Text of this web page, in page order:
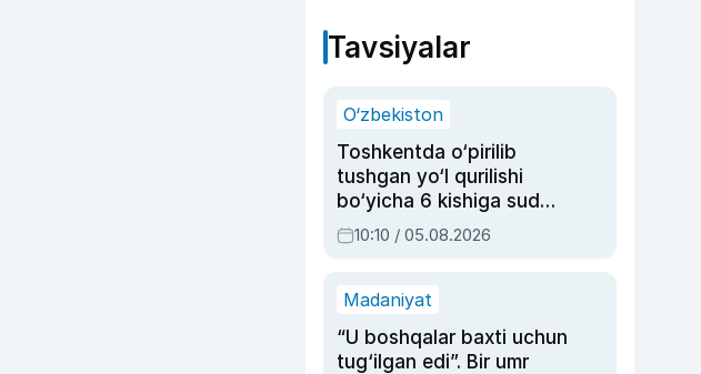
Tavsiyalar
O‘zbekiston
Toshkentda o‘pirilib
tushgan yo‘l qurilishi
bo‘yicha 6 kishiga sud
hukmi o‘qildi
10:10 / 05.08.2026
Madaniyat
“U boshqalar baxti uchun
tug‘ilgan edi”. Bir umr